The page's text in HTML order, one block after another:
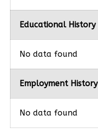
Educational History
No data found
Employment History
No data found